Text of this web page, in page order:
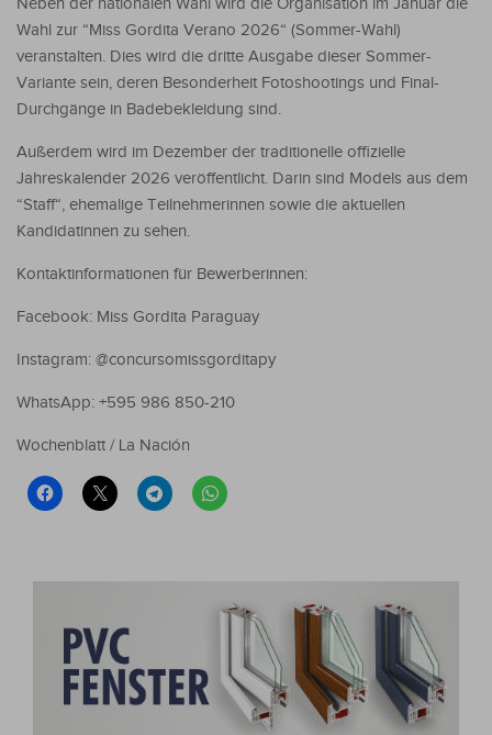
Neben der nationalen Wahl wird die Organisation im Januar die
Wahl zur “Miss Gordita Verano 2026“ (Sommer-Wahl)
veranstalten. Dies wird die dritte Ausgabe dieser Sommer-
Variante sein, deren Besonderheit Fotoshootings und Final-
Durchgänge in Badebekleidung sind.
Außerdem wird im Dezember der traditionelle offizielle
Jahreskalender 2026 veröffentlicht. Darin sind Models aus dem
“Staff“, ehemalige Teilnehmerinnen sowie die aktuellen
Kandidatinnen zu sehen.
Kontaktinformationen für Bewerberinnen:
Facebook: Miss Gordita Paraguay
Instagram: @concursomissgorditapy
WhatsApp: +595 986 850-210
Wochenblatt / La Nación